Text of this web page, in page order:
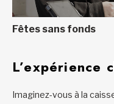
Fêtes sans fonds
L’expérience
Imaginez-vous à la